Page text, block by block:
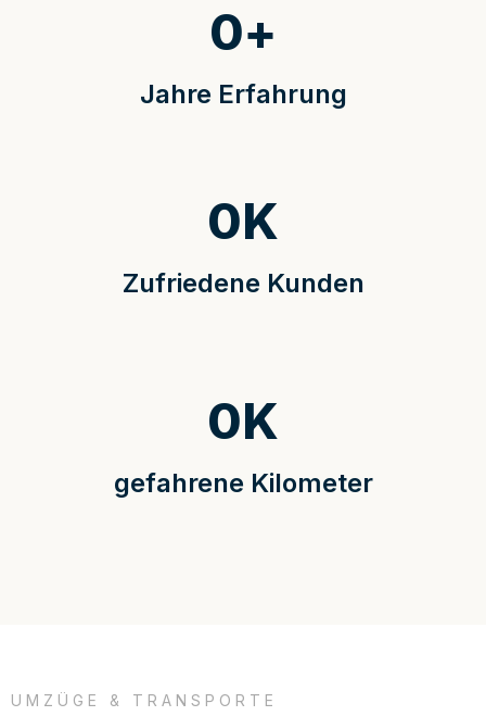
Jahre Erfahrung
0+
Zufriedene Kunden
0K
gefahrene Kilometer
0K
UMZÜGE & TRANSPORTE